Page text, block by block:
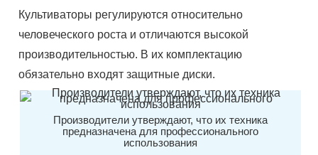
Культиваторы регулируются относительно
человеческого роста и отличаются высокой
производительностью. В их комплектацию
обязательно входят защитные диски.
Производители утверждают, что их техника
предназначена для профессионального
использования